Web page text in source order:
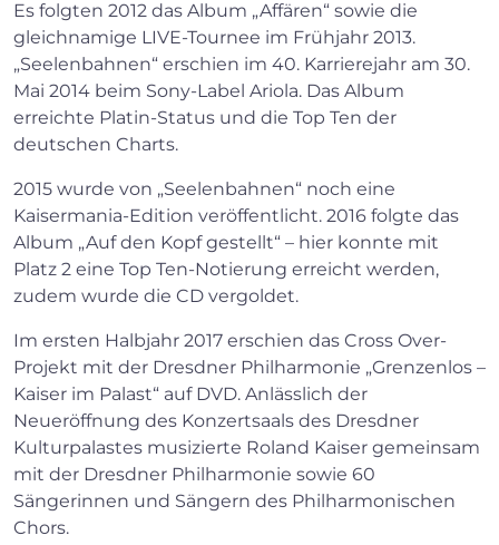
Es folgten 2012 das Album „Affären“ sowie die
gleichnamige LIVE-Tournee im Frühjahr 2013.
„Seelenbahnen“ erschien im 40. Karrierejahr am 30.
Mai 2014 beim Sony-Label Ariola. Das Album
erreichte Platin-Status und die Top Ten der
deutschen Charts.
2015 wurde von „Seelenbahnen“ noch eine
Kaisermania-Edition veröffentlicht. 2016 folgte das
Album „Auf den Kopf gestellt“ – hier konnte mit
Platz 2 eine Top Ten-Notierung erreicht werden,
zudem wurde die CD vergoldet.
Im ersten Halbjahr 2017 erschien das Cross Over-
Projekt mit der Dresdner Philharmonie „Grenzenlos –
Kaiser im Palast“ auf DVD. Anlässlich der
Neueröffnung des Konzertsaals des Dresdner
Kulturpalastes musizierte Roland Kaiser gemeinsam
mit der Dresdner Philharmonie sowie 60
Sängerinnen und Sängern des Philharmonischen
Chors.